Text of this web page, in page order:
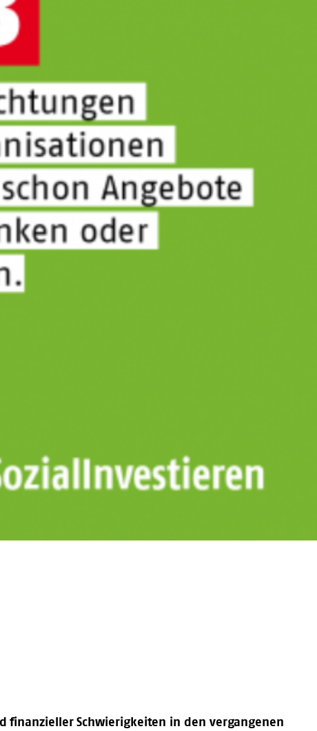
finanzieller Schwierigkeiten in den vergangenen